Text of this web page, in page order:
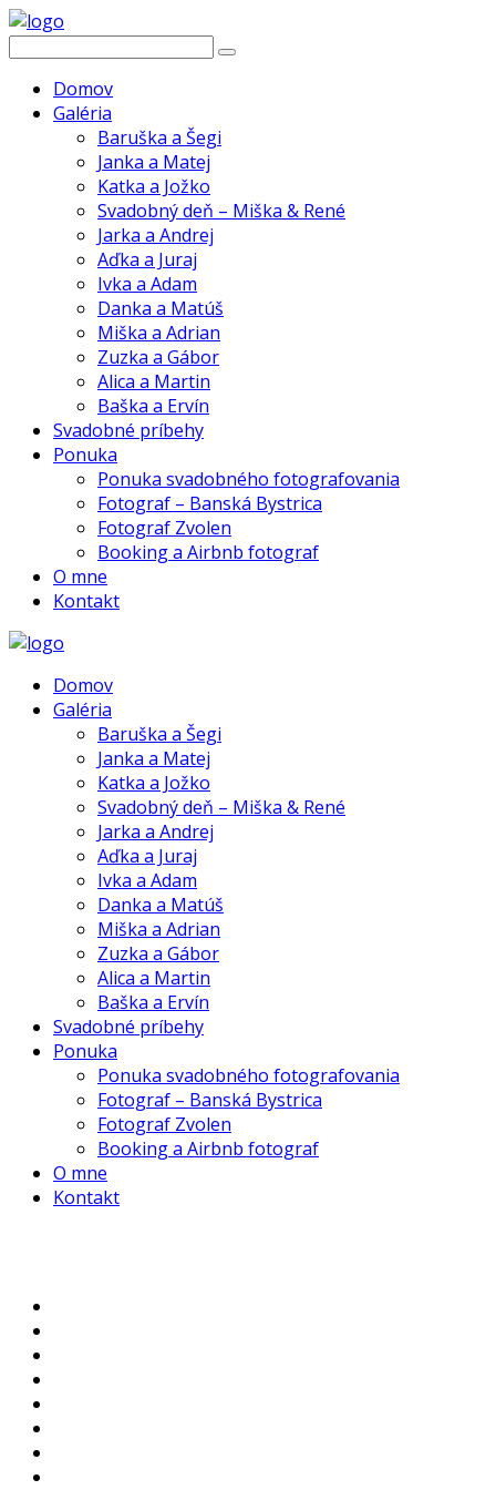
Domov
Galéria
Baruška a Šegi
Janka a Matej
Katka a Jožko
Svadobný deň – Miška & René
Jarka a Andrej
Aďka a Juraj
Ivka a Adam
Danka a Matúš
Miška a Adrian
Zuzka a Gábor
Alica a Martin
Baška a Ervín
Svadobné príbehy
Ponuka
Ponuka svadobného fotografovania
Fotograf – Banská Bystrica
Fotograf Zvolen
Booking a Airbnb fotograf
O mne
Kontakt
Domov
Galéria
Baruška a Šegi
Janka a Matej
Katka a Jožko
Svadobný deň – Miška & René
Jarka a Andrej
Aďka a Juraj
Ivka a Adam
Danka a Matúš
Miška a Adrian
Zuzka a Gábor
Alica a Martin
Baška a Ervín
Svadobné príbehy
Ponuka
Ponuka svadobného fotografovania
Fotograf – Banská Bystrica
Fotograf Zvolen
Booking a Airbnb fotograf
O mne
Kontakt